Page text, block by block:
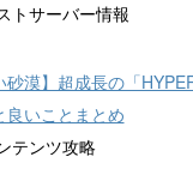
トサーバー情報
砂漠】超成長の「
良いことまとめ
テンツ攻略